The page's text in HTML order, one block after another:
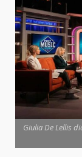
Giulia De Lellis